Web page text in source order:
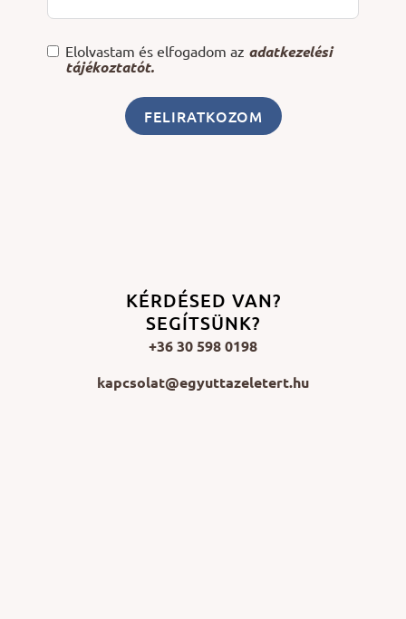
Elolvastam és elfogadom az adatkezelési
tájékoztatót.
FELIRATKOZOM
KÉRDÉSED VAN?
SEGÍTSÜNK?
+36 30 598 0198
kapcsolat@egyuttazeletert.hu